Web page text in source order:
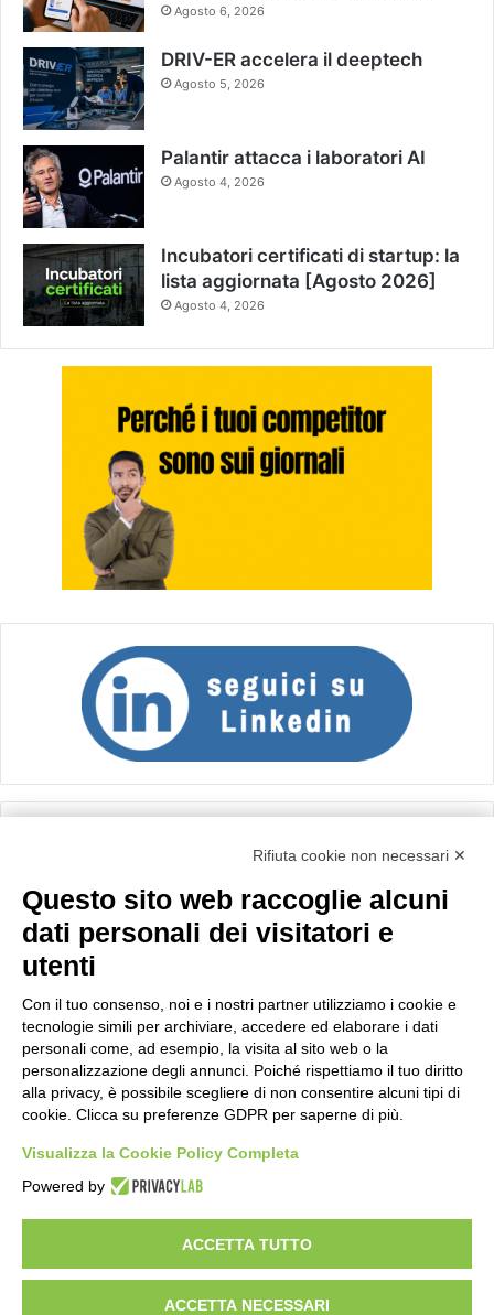
Agosto 6, 2026
DRIV-ER accelera il deeptech
Agosto 5, 2026
Palantir attacca i laboratori AI
Agosto 4, 2026
Incubatori certificati di startup: la
lista aggiornata [Agosto 2026]
Agosto 4, 2026
Importo netto (€):
Calcola
Scorporo IVA
Importo lordo (€):
Rifiuta cookie non necessari ✕
Questo sito web raccoglie alcuni
dati personali dei visitatori e
utenti
Con il tuo consenso, noi e i nostri partner utilizziamo i cookie e
tecnologie simili per archiviare, accedere ed elaborare i dati
personali come, ad esempio, la visita al sito web o la
personalizzazione degli annunci. Poiché rispettiamo il tuo diritto
alla privacy, è possibile scegliere di non consentire alcuni tipi di
cookie. Clicca su preferenze GDPR per saperne di più.
Visualizza la Cookie Policy Completa
Powered by
ACCETTA TUTTO
ACCETTA NECESSARI